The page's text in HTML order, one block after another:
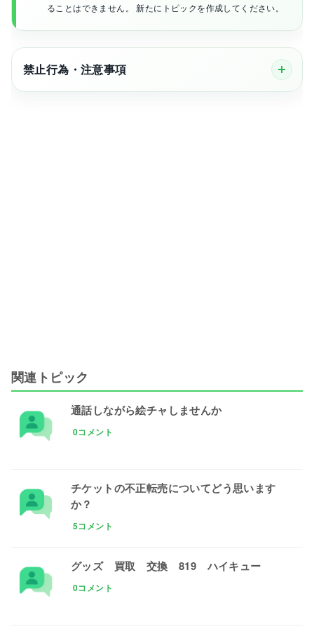
ることはできません。 新たにトピックを作成してください。
禁止行為・注意事項
関連トピック
通話しながら絵チャしませんか
0コメント
チケットの不正転売についてどう思います
か？
5コメント
グッズ 買取 交換 819 ハイキュー
0コメント